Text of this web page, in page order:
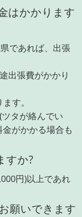
はかかります
であれば、出張
出張費がかかり
す。
タが絡んでい
がかかる場合も
すか?
円)以上であれ
願いできます